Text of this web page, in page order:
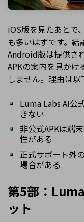
iOS版を見たあとで
も多いはずです。
Android版は提供さ
APKの案内を見かけ
しません。理由は以
Luma Labs AI公
きない
非公式APKは端
性がある
正式サポート外
場合がある
第5部：
ット